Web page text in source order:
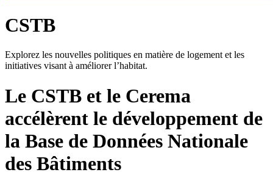
CSTB
Explorez les nouvelles politiques en matière de logement et les
initiatives visant à améliorer l’habitat.
Le CSTB et le Cerema
accélèrent le développement de
la Base de Données Nationale
des Bâtiments